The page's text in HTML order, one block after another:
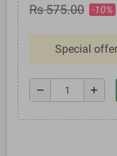
Rs 575.00 -10%
Special
remove add